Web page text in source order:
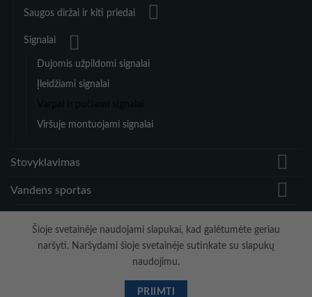
Saugos diržai ir kiti priedai
Signalai
Dujomis užpildomi signalai
Įleidžiami signalai
Viršuje montuojami signalai
Stovyklavimas
Vandens sportas
Šioje svetainėje naudojami slapukai, kad galėtumėte geriau
naršyti. Naršydami šioje svetainėje sutinkate su slapukų
naudojimu.
PRIIMTI